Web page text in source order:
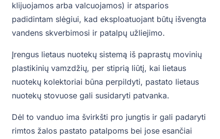
klijuojamos arba valcuojamos) ir atsparios
padidintam slėgiui, kad eksploatuojant būtų išvengta
vandens skverbimosi ir patalpų užliejimo.
Įrengus lietaus nuotekų sistemą iš paprastų movinių
plastikinių vamzdžių, per stiprią liūtį, kai lietaus
nuotekų kolektoriai būna perpildyti, pastato lietaus
nuotekų stovuose gali susidaryti patvanka.
Dėl to vanduo ima švirkšti pro jungtis ir gali padaryti
rimtos žalos pastato patalpoms bei jose esančiai